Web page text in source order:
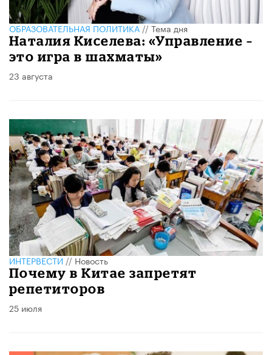
ОБРАЗОВАТЕЛЬНАЯ ПОЛИТИКА//Тема дня
Наталия Киселева: «Управление –
это игра в шахматы»
23 августа
ИНТЕРВЕСТИ//Новость
Почему в Китае запретят
репетиторов
25 июля